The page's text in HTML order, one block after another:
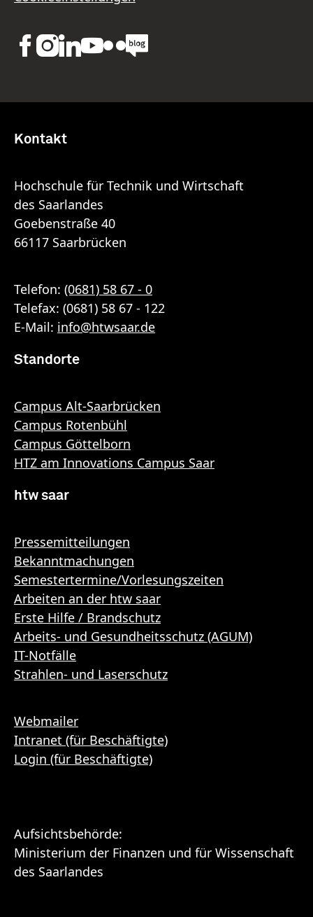
Kontakt
Hochschule für Technik und Wirtschaft
des Saarlandes
Goebenstraße 40
66117 Saarbrücken
Telefon: (0681) 58 67 - 0
Telefax: (0681) 58 67 - 122
E-Mail: info@htwsaar.de
Standorte
Campus Alt-Saarbrücken
Campus Rotenbühl
Campus Göttelborn
HTZ am Innovations Campus Saar
htw saar
Pressemitteilungen
Bekanntmachungen
Semestertermine/Vorlesungszeiten
Arbeiten an der htw saar
Erste Hilfe / Brandschutz
Arbeits- und Gesundheitsschutz (AGUM)
IT-Notfälle
Strahlen- und Laserschutz
Webmailer
Intranet (für Beschäftigte)
Login (für Beschäftigte)
Aufsichtsbehörde:
Ministerium der Finanzen und für Wissenschaft
des Saarlandes